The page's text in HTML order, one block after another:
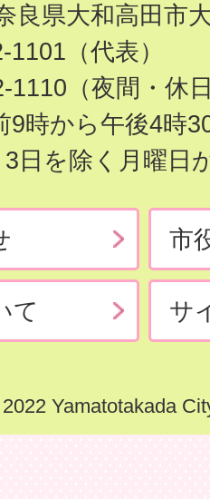
県大和高田市
（代表）
1110（夜間・休
9時から午後4時
日を除く月曜日
市
て サ
Yamatotakada